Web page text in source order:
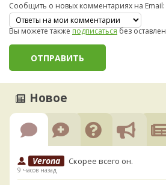
Сообщить о новых комментариях на Email:
Вы можете такжеподписатьсябез
Новое
Verona Скорее всего он.
9 часов назад